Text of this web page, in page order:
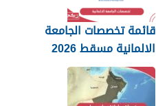
قائمة تخصصات الجامعة
الالمانية مسقط 2026